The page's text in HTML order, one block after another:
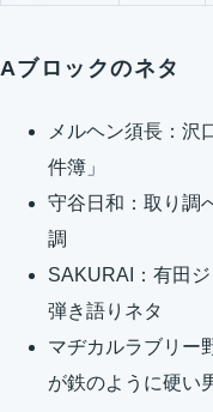
Aブロックのネタ
メルヘン須長：沢
件簿」
守谷日和：取り調
調
SAKURAI：有田
弾き語りネタ
マヂカルラブリー
が鉄のように硬い